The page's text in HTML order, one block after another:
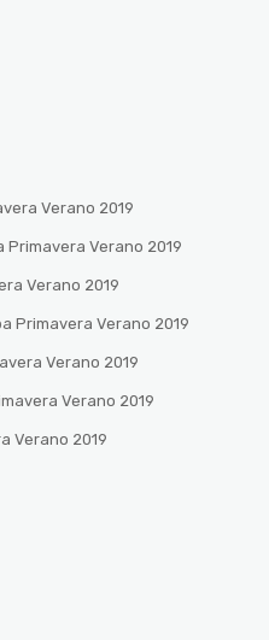
Verano 2019
Primavera Verano 2019
Verano 2019
Primavera Verano 2019
Verano 2019
Verano 2019
Verano 2019